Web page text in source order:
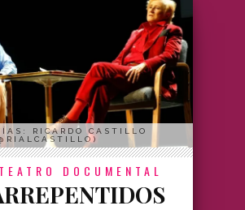
RICARDO CASTILLO
TEATRO DOCUMENTAL